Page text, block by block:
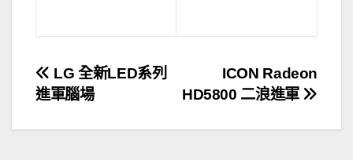
文
章
ICON Radeon
HD5800 二浪進軍
LG 全新LED系列
進軍腦場